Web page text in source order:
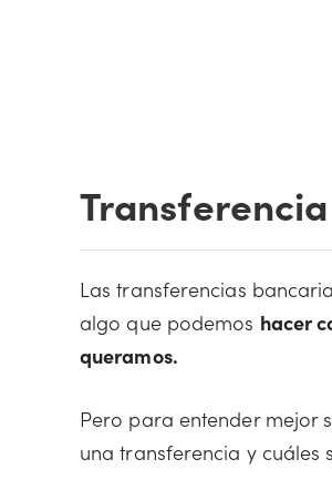
Las transferencias
algo que podemos hacer
queramos.
Pero para entender mejor
una transferencia y cuáles